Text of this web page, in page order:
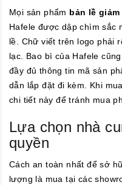
Mọi sản phẩm bản lề
Hafele được dập chìm sắc
lề. Chữ viết trên logo phải
lạc. Bao bì của Hafele
đầy đủ thông tin mã sản
dẫn lắp đặt đi kèm. Khi
chi tiết này để tránh mua
Lựa chọn nhà
quyền
Cách an toàn nhất để sở
lượng là mua tại các